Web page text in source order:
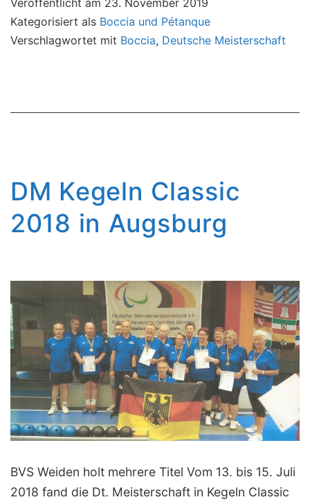
Kategorisiert als Boccia und Pétanque
Verschlagwortet mit Boccia, Deutsche Meisterschaft
DM Kegeln Classic
2018 in Augsburg
BVS Weiden holt mehrere Titel Vom 13. bis 15. Juli
2018 fand die Dt. Meisterschaft in Kegeln Classic